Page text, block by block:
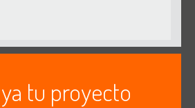
tu proyecto